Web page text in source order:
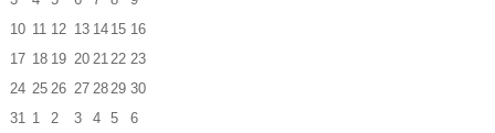
10 11 12 131415 16
17 1819 20212223
24 2526 27282930
31 1 2 3 4 5 6